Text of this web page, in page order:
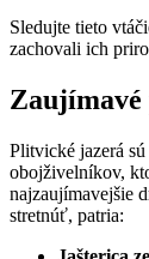
Sledujte tieto
zachovali ich
Plitvické‍ jazerá
obojživelníkov,
najzaujímavejšie⁢
stretnúť, patria: